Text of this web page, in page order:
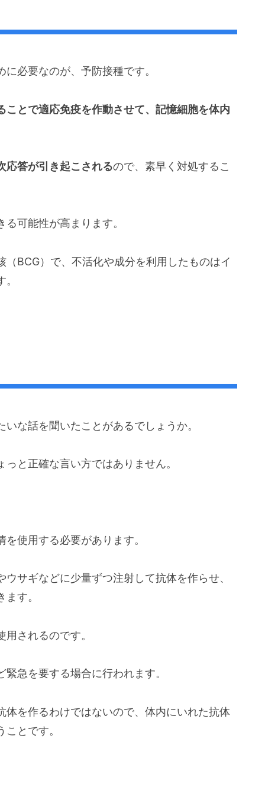
必要なのが、予防接種です。
とで適応免疫を作動させて、記憶細胞を体内
応答が引き起こされるので、素早く対処するこ
可能性が高まります。
BCG）で、不活化や成分を利用したものはイ
な話を聞いたことがあるでしょうか。
と正確な言い方ではありません。
使用する必要があります。
サギなどに少量ずつ注射して抗体を作らせ、
す。
されるのです。
急を要する場合に行われます。
を作るわけではないので、体内にいれた抗体
とです。